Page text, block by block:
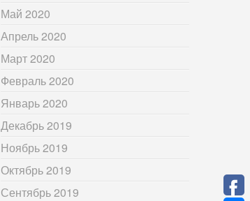
Май 2020
Апрель 2020
Март 2020
Февраль 2020
Январь 2020
Декабрь 2019
Ноябрь 2019
Октябрь 2019
Сентябрь 2019